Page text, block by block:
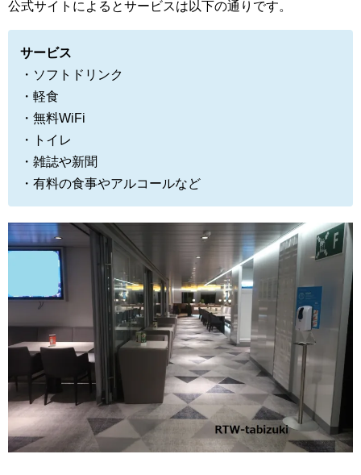
公式サイトによるとサービスは以下の通りです。
サービス
・ソフトドリンク
・軽食
・無料WiFi
・トイレ
・雑誌や新聞
・有料の食事やアルコールなど